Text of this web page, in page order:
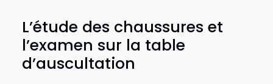
L’étude des chaussures et
l’examen sur la table
d’auscultation